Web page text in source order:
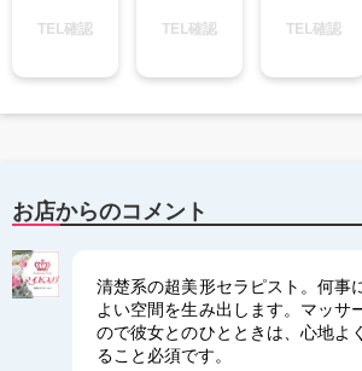
TEL確認 TEL確認 TEL確認
お店からのコメント
清楚系の超美形セラピスト。何事
よい空間を生み出します。マッサ
ので彼女とのひとときは、心地よ
ること必須です。